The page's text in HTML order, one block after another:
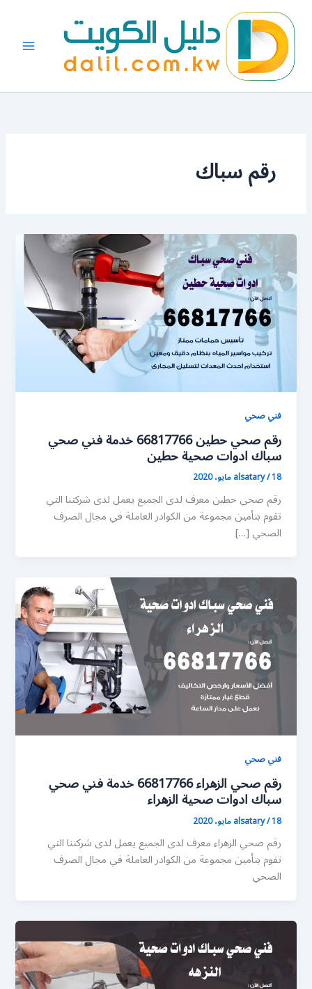
المحتوى
رقم سباك
فني صحي
رقم صحي حطين 66817766 خدمة فني صحي
سباك ادوات صحية حطين
alsatary/18 مايو، 2020
رقم صحي حطين معرف لدى الجميع يعمل لدى شركتنا التي
تقوم بتأمين مجموعة من الكوادر العاملة في مجال الصرف
الصحي […]
فني صحي
رقم صحي الزهراء 66817766 خدمة فني صحي
سباك ادوات صحية الزهراء
alsatary/18 مايو، 2020
رقم صحي الزهراء معرف لدى الجميع يعمل لدى شركتنا التي
تقوم بتأمين مجموعة من الكوادر العاملة في مجال الصرف
الصحي